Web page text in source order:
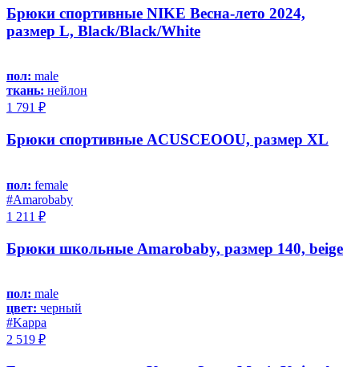
Брюки спортивные NIKE Весна-лето 2024,
размер L, Black/Black/White
пол: male
ткань: нейлон
1 791 ₽
Брюки спортивные ACUSCEOOU, размер XL
пол: female
#Amarobaby
1 211 ₽
Брюки школьные Amarobaby, размер 140, beige
пол: male
цвет: черный
#Kappa
2 519 ₽